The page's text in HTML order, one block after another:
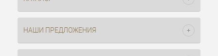
НАШИ ПРЕДЛОЖЕНИЯ